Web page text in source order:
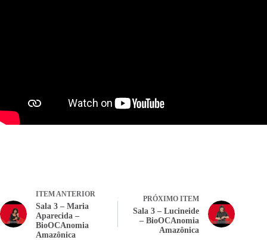
ITEM ANTERIOR
Sala 3 – Maria
Aparecida –
BioOCAnomia
Amazônica
PRÓXIMO ITEM
Sala 3 – Lucineide
– BioOCAnomia
Amazônica